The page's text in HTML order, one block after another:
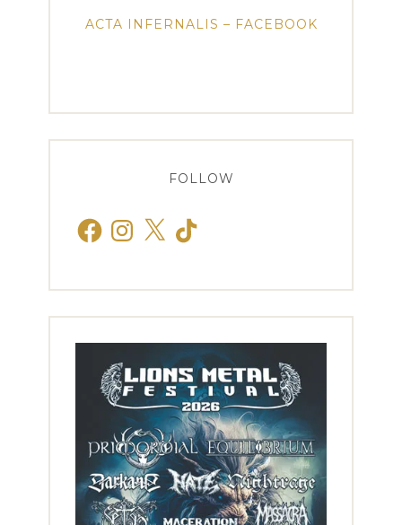
ACTA INFERNALIS – FACEBOOK
FOLLOW
FacebookInstagram
X TikTok